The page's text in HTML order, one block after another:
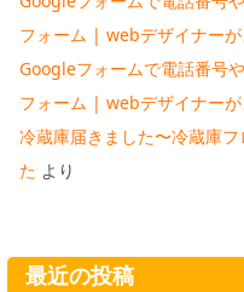
フォーム | webデザイナー
Googleフォームで電話番号
フォーム | webデザイナー
冷蔵庫届きました〜冷蔵庫
た より
最近の投稿